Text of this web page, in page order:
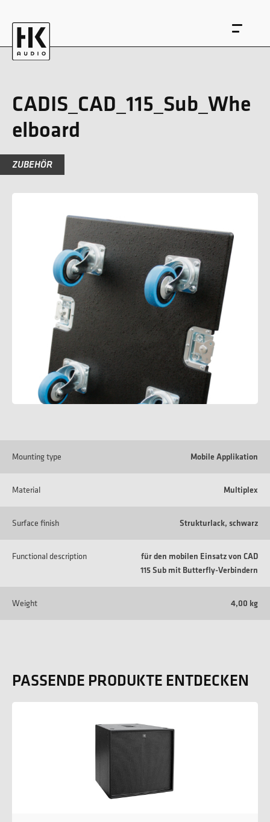
CADIS_CAD_115_Sub_Whe
elboard
ZUBEHÖR
Mounting type Mobile Applikation
Material Multiplex
Surface finish Strukturlack, schwarz
Functional description
für den mobilen Einsatz von CAD
115 Sub mit Butterfly-Verbindern
Weight 4,00 kg
PASSENDE PRODUKTE ENTDECKEN